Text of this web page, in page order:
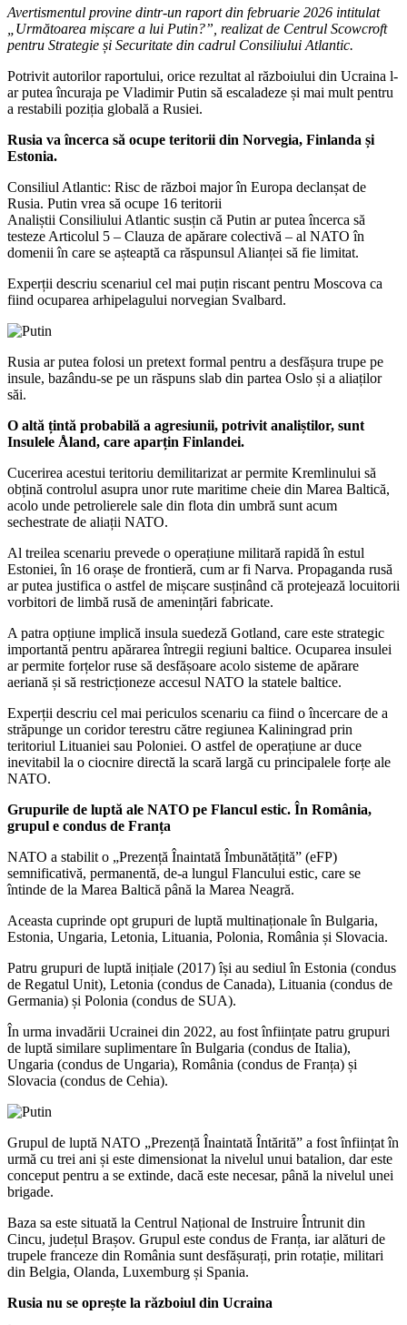
Avertismentul provine dintr-un raport din februarie 2026 intitulat
„Următoarea mișcare a lui Putin?”, realizat de Centrul Scowcroft
pentru Strategie și Securitate din cadrul Consiliului Atlantic.
Potrivit autorilor raportului, orice rezultat al războiului din Ucraina l-
ar putea încuraja pe Vladimir Putin să escaladeze și mai mult pentru
a restabili poziția globală a Rusiei.
Rusia va încerca să ocupe teritorii din Norvegia, Finlanda și
Estonia.
Consiliul Atlantic: Risc de război major în Europa declanșat de
Rusia. Putin vrea să ocupe 16 teritorii
Analiștii Consiliului Atlantic susțin că Putin ar putea încerca să
testeze Articolul 5 – Clauza de apărare colectivă – al NATO în
domenii în care se așteaptă ca răspunsul Alianței să fie limitat.
Experții descriu scenariul cel mai puțin riscant pentru Moscova ca
fiind ocuparea arhipelagului norvegian Svalbard.
Rusia ar putea folosi un pretext formal pentru a desfășura trupe pe
insule, bazându-se pe un răspuns slab din partea Oslo și a aliaților
săi.
O altă țintă probabilă a agresiunii, potrivit analiștilor, sunt
Insulele Åland, care aparțin Finlandei.
Cucerirea acestui teritoriu demilitarizat ar permite Kremlinului să
obțină controlul asupra unor rute maritime cheie din Marea Baltică,
acolo unde petrolierele sale din flota din umbră sunt acum
sechestrate de aliații NATO.
Al treilea scenariu prevede o operațiune militară rapidă în estul
Estoniei, în 16 orașe de frontieră, cum ar fi Narva. Propaganda rusă
ar putea justifica o astfel de mișcare susținând că protejează locuitorii
vorbitori de limbă rusă de amenințări fabricate.
A patra opțiune implică insula suedeză Gotland, care este strategic
importantă pentru apărarea întregii regiuni baltice. Ocuparea insulei
ar permite forțelor ruse să desfășoare acolo sisteme de apărare
aeriană și să restricționeze accesul NATO la statele baltice.
Experții descriu cel mai periculos scenariu ca fiind o încercare de a
străpunge un coridor terestru către regiunea Kaliningrad prin
teritoriul Lituaniei sau Poloniei. O astfel de operațiune ar duce
inevitabil la o ciocnire directă la scară largă cu principalele forțe ale
NATO.
Grupurile de luptă ale NATO pe Flancul estic. În România,
grupul e condus de Franța
NATO a stabilit o „Prezență Înaintată Îmbunătățită” (eFP)
semnificativă, permanentă, de-a lungul Flancului estic, care se
întinde de la Marea Baltică până la Marea Neagră.
Aceasta cuprinde opt grupuri de luptă multinaționale în Bulgaria,
Estonia, Ungaria, Letonia, Lituania, Polonia, România și Slovacia.
Patru grupuri de luptă inițiale (2017) își au sediul în Estonia (condus
de Regatul Unit), Letonia (condus de Canada), Lituania (condus de
Germania) și Polonia (condus de SUA).
În urma invadării Ucrainei din 2022, au fost înființate patru grupuri
de luptă similare suplimentare în Bulgaria (condus de Italia),
Ungaria (condus de Ungaria), România (condus de Franța) și
Slovacia (condus de Cehia).
Grupul de luptă NATO „Prezență Înaintată Întărită” a fost înființat în
urmă cu trei ani și este dimensionat la nivelul unui batalion, dar este
conceput pentru a se extinde, dacă este necesar, până la nivelul unei
brigade.
Baza sa este situată la Centrul Național de Instruire Întrunit din
Cincu, județul Brașov. Grupul este condus de Franța, iar alături de
trupele franceze din România sunt desfășurați, prin rotație, militari
din Belgia, Olanda, Luxemburg și Spania.
Rusia nu se oprește la războiul din Ucraina